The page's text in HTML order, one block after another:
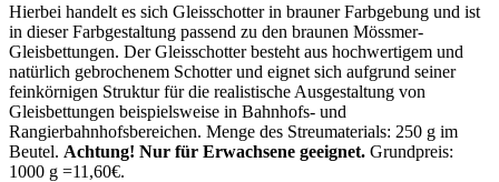
Hierbei handelt es sich Gleisschotter in brauner Farbgebung und ist
in dieser Farbgestaltung passend zu den braunen Mössmer-
Gleisbettungen. Der Gleisschotter besteht aus hochwertigem und
natürlich gebrochenem Schotter und eignet sich aufgrund seiner
feinkörnigen Struktur für die realistische Ausgestaltung von
Gleisbettungen beispielsweise in Bahnhofs- und
Rangierbahnhofsbereichen. Menge des Streumaterials: 250 g im
Beutel. Achtung! Nur für Erwachsene geeignet. Grundpreis:
1000 g =11,60€.